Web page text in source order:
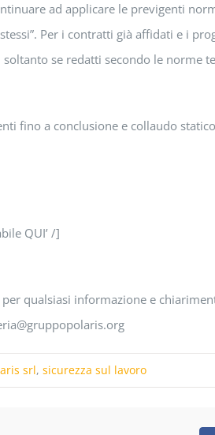
ad applicare le previgenti
Per i contratti già affidati e i
se redatti secondo le norme
fino a conclusione e collaudo
QUI’ /]
qualsiasi informazione e
srl, sicurezza sul lavoro